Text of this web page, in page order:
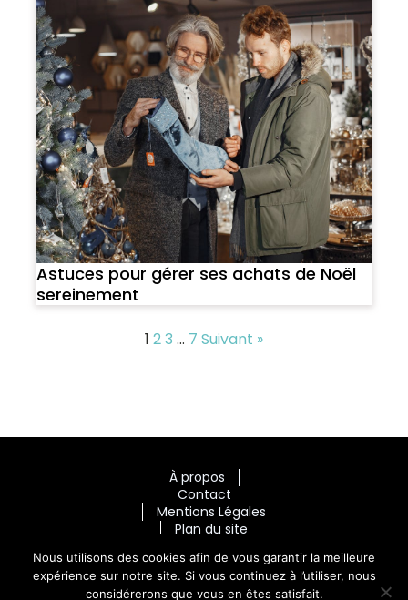
Astuces pour gérer ses achats de Noël
sereinement
1 23 … 7 Suivant »
À propos
Contact
Mentions Légales
Plan du site
Nous utilisons des cookies afin de vous garantir la meilleure
expérience sur notre site. Si vous continuez à l’utiliser, nous
considérerons que vous en êtes satisfait.